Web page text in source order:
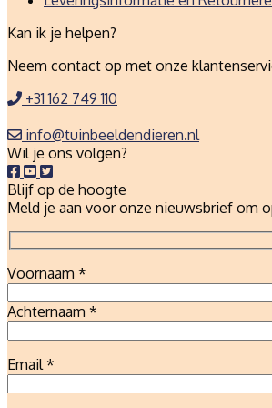
Kan ik je helpen?
Neem contact op met onze
+31 162 749 110
info@tuinbeeldendieren.nl
Wil je ons volgen?
Blijf op de hoogte
Meld je aan voor onze nieuwsbrief om
Voornaam *
Achternaam *
Email *